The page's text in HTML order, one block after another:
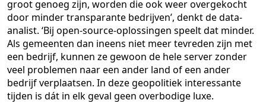
groot genoeg zijn, worden die ook weer overgekocht
door minder transparante bedrijven’, denkt de data-
analist. ‘Bij open-source-oplossingen speelt dat minder.
Als gemeenten dan ineens niet meer tevreden zijn met
een bedrijf, kunnen ze gewoon de hele server zonder
veel problemen naar een ander land of een ander
bedrijf verplaatsen. In deze geopolitiek interessante
tijden is dát in elk geval geen overbodige luxe.